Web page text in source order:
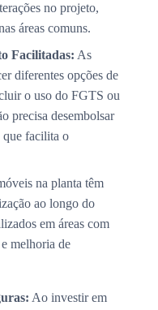
no projeto,
áreas comuns.
Facilitadas: As
diferentes opções de
o uso do FGTS ou
precisa desembolsar
que facilita o
na planta têm
ao longo do
em áreas com
melhoria de
Ao investir em